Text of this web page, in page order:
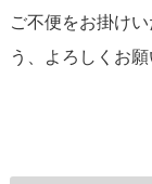
ご不便をお掛け
う、よろしくお願